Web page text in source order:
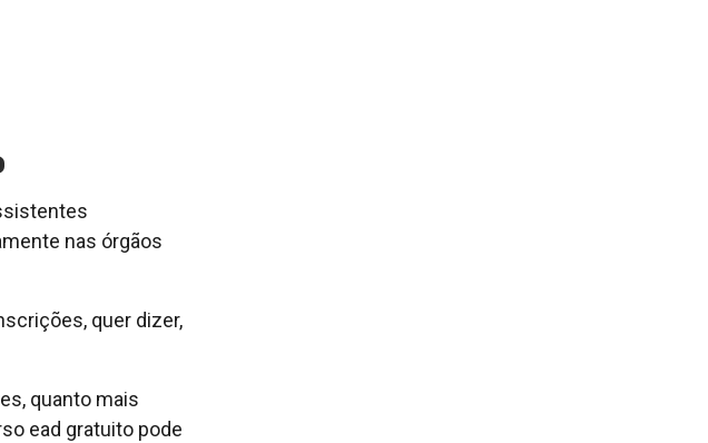
nas órgãos
quer dizer,
quanto mais
ead gratuito pode